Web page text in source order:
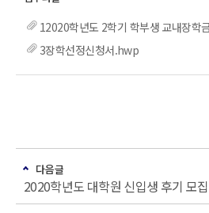
12020학년도 2학기 학부생 교내장학
3장학선정신청서.hwp
다음글
2020학년도 대학원 신입생 후기 모